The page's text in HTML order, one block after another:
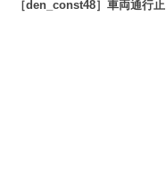
［den_const48］車両通行止